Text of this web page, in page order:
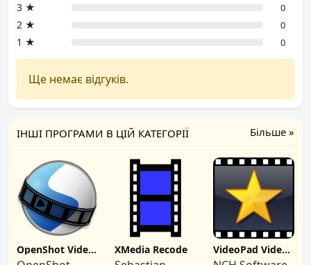
3 ★ 0
2 ★ 0
1 ★ 0
Ще немає відгуків.
Більше »
ІНШІ ПРОГРАМИ В ЦІЙ КАТЕГОРІЇ
OpenShot Video
Editor
XMedia Recode VideoPad Video
Editor